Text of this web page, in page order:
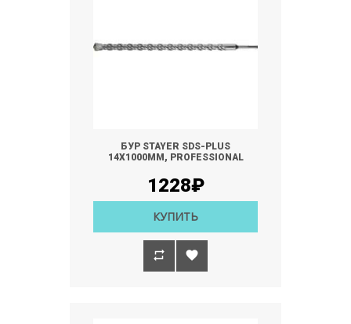
БУР STAYER SDS-PLUS
14Х1000ММ, PROFESSIONAL
1228₽
КУПИТЬ